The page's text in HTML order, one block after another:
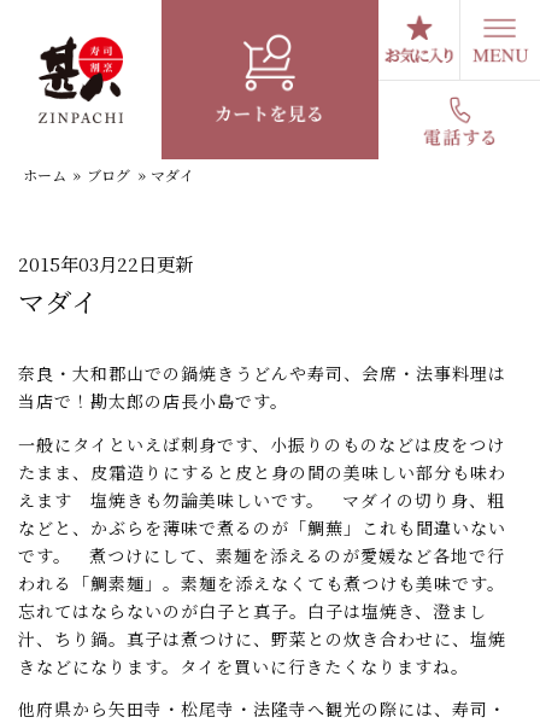
スタッフブログ
ホーム » ブログ » マダイ
2015年03月22日更新
マダイ
奈良・大和郡山での鍋焼きうどんや寿司、会席・法事料理は
当店で！勘太郎の店長小島です。
一般にタイといえば刺身です、小振りのものなどは皮をつけ
たまま、皮霜造りにすると皮と身の間の美味しい部分も味わ
えます 塩焼きも勿論美味しいです。 マダイの切り身、粗
などと、かぶらを薄味で煮るのが「鯛蕪」これも間違いない
です。 煮つけにして、素麺を添えるのが愛媛など各地で行
われる「鯛素麺」。素麺を添えなくても煮つけも美味です。
忘れてはならないのが白子と真子。白子は塩焼き、澄まし
汁、ちり鍋。真子は煮つけに、野菜との炊き合わせに、塩焼
きなどになります。タイを買いに行きたくなりますね。
他府県から矢田寺・松尾寺・法隆寺へ観光の際には、寿司・